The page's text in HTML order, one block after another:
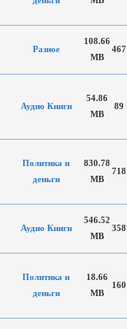
Разное
108.66
MB
467
Аудио Книги
54.86
MB
89
Политика и
деньги
830.78
MB
718
Аудио Книги
546.52
MB
358
Политика и
деньги
18.66
MB
160